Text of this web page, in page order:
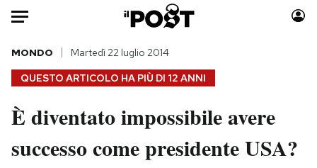
Auto
HOME
Italia
Politica
Moda
Consumismi
QUESTO ARTICOLO HA PIÙ DI 12 ANNI
MONDO Martedì 22 luglio 2014
È diventato impossibile avere
successo come presidente USA?